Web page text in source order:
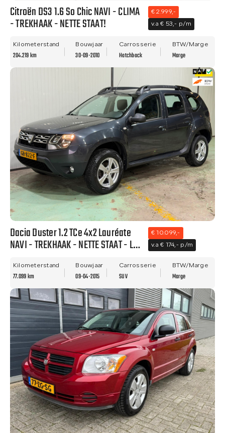
Citroën DS3 1.6 So Chic NAVI - CLIMA
- TREKHAAK - NETTE STAAT!
€ 2.999,-
v.a € 53,- p/m
Kilometerstand
204.219 km
Bouwjaar
30-09-2010
Carrosserie
Hatchback
BTW/Marge
Marge
Dacia Duster 1.2 TCe 4x2 Lauréate
NAVI - TREKHAAK - NETTE STAAT - LM
€ 10.099,-
v.a € 174,- p/m
Kilometerstand
77.099 km
Bouwjaar
09-04-2015
Carrosserie
SUV
BTW/Marge
Marge